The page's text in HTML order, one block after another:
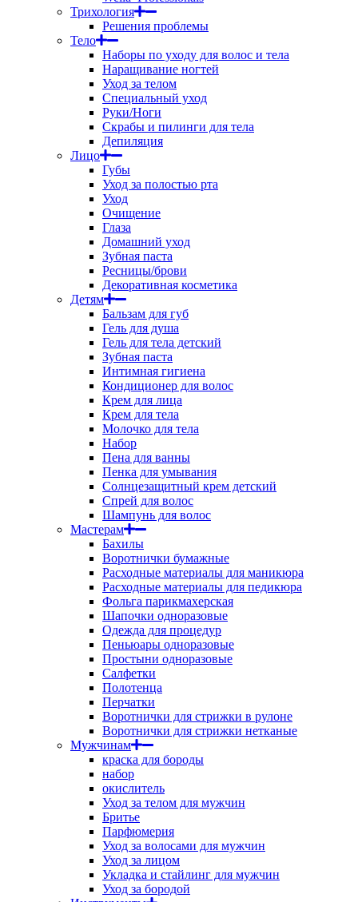
Трихология
Решения проблемы
Тело
Наборы по уходу для волос и тела
Наращивание ногтей
Уход за телом
Специальный уход
Руки/Ноги
Скрабы и пилинги для тела
Депиляция
Лицо
Губы
Уход за полостью рта
Уход
Очищение
Глаза
Домашний уход
Зубная паста
Ресницы/брови
Декоративная косметика
Детям
Бальзам для губ
Гель для душа
Гель для тела детский
Зубная паста
Интимная гигиена
Кондиционер для волос
Крем для лица
Крем для тела
Молочко для тела
Набор
Пена для ванны
Пенка для умывания
Солнцезащитный крем детский
Спрей для волос
Шампунь для волос
Мастерам
Бахилы
Воротнички бумажные
Расходные материалы для маникюра
Расходные материалы для педикюра
Фольга парикмахерская
Шапочки одноразовые
Одежда для процедур
Пеньюары одноразовые
Простыни одноразовые
Салфетки
Полотенца
Перчатки
Воротнички для стрижки в рулоне
Воротнички для стрижки нетканые
Мужчинам
краска для бороды
набор
окислитель
Уход за телом для мужчин
Бритье
Парфюмерия
Уход за волосами для мужчин
Уход за лицом
Укладка и стайлинг для мужчин
Уход за бородой